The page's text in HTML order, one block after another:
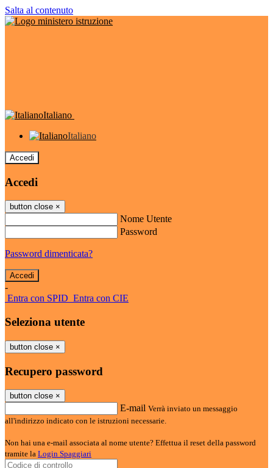
Salta al contenuto
Italiano
Italiano
Accedi
Accedi
button close ×
Nome Utente
Password
Password dimenticata?
-
Entra con SPID Entra con CIE
Seleziona utente
button close ×
Recupero password
button close ×
E-mail Verrà inviato un messaggio
all'indirizzo indicato con le istruzioni necessarie.
Non hai una e-mail associata al nome utente? Effettua il reset della password
tramite la Login Spaggiari